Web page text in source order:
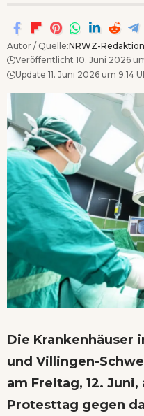
Autor / Quelle:NRWZ-Redaktion
Veröffentlicht 10. Juni 2026
Update 11. Juni 2026 um 9.14
Die Krankenhäuser
und Villingen-
am Freitag, 12.
Protesttag gegen